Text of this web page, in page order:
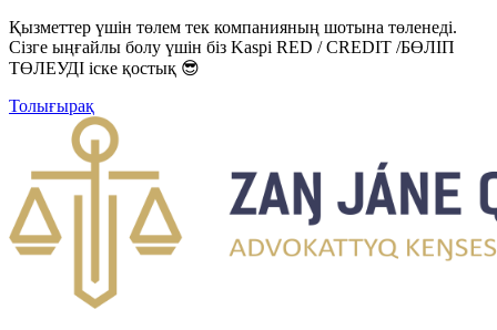
Қызметтер үшін төлем тек компанияның шотына төленеді.
Сізге ыңғайлы болу үшін біз Kaspi RED / CREDIT /БӨЛІП
ТӨЛЕУДІ іске қостық 😎
Толығырақ